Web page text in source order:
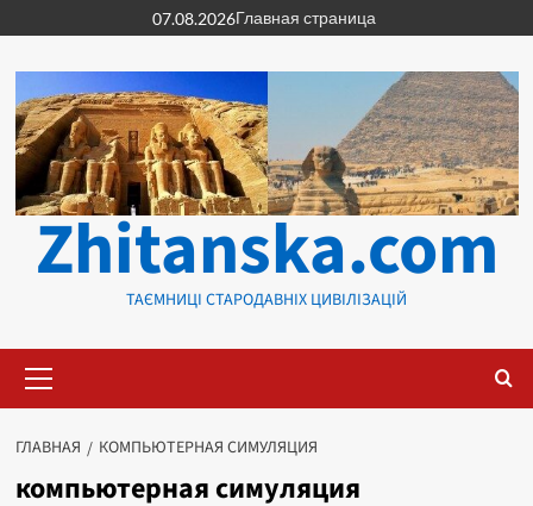
к
содержимому
07.08.2026Главная страница
Zhitanska.com
ТАЄМНИЦІ СТАРОДАВНІХ ЦИВІЛІЗАЦІЙ
меню
ГЛАВНАЯ КОМПЬЮТЕРНАЯ СИМУЛЯЦИЯ
компьютерная симуляция